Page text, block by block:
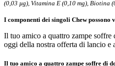
(0,03 µg), Vitamina E (0,10 mg), Biotina
I componenti dei singoli Chew possono
Il tuo amico a quattro zampe
oggi della nostra offerta di lancio e
Il tuo amico a quattro zampe soffre di